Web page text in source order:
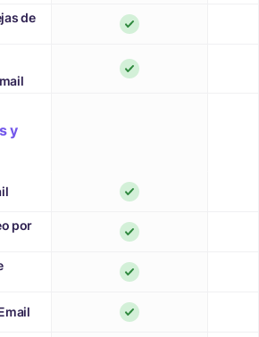
de
y
por